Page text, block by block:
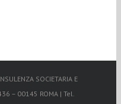
SOCIETARIA E
– 00145 ROMA | Tel.